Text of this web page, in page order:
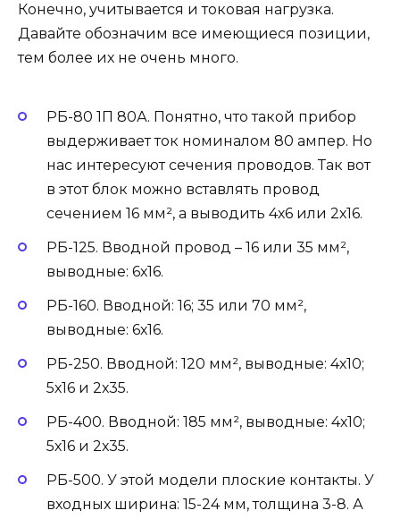
Конечно, учитывается и токовая нагрузка.
Давайте обозначим все имеющиеся позиции,
тем более их не очень много.
РБ-80 1П 80А. Понятно, что такой прибор
выдерживает ток номиналом 80 ампер. Но
нас интересуют сечения проводов. Так вот
в этот блок можно вставлять провод
сечением 16 мм², а выводить 4х6 или 2х16.
РБ-125. Вводной провод – 16 или 35 мм²,
выводные: 6х16.
РБ-160. Вводной: 16; 35 или 70 мм²,
выводные: 6х16.
РБ-250. Вводной: 120 мм², выводные: 4х10;
5х16 и 2х35.
РБ-400. Вводной: 185 мм², выводные: 4х10;
5х16 и 2х35.
РБ-500. У этой модели плоские контакты. У
входных ширина: 15-24 мм, толщина 3-8. А